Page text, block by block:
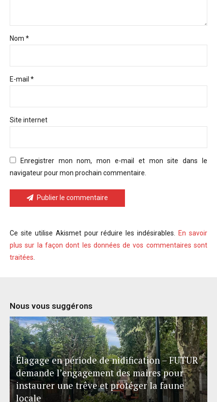
Nom *
E-mail *
Site internet
Enregistrer mon nom, mon e-mail et mon site dans le
navigateur pour mon prochain commentaire.
Publier le commentaire
Ce site utilise Akismet pour réduire les indésirables.
En savoir
plus sur la façon dont les données de vos commentaires sont
traitées
Nous vous suggérons
Élagage en période de nidification – FUTUR
demande l’engagement des maires pour
instaurer une trêve et protéger la faune
locale